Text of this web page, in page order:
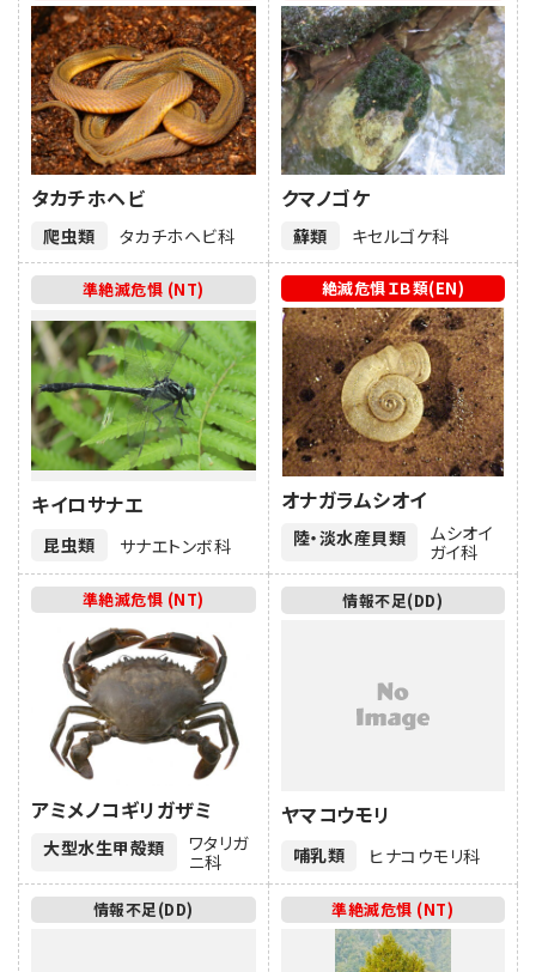
爬虫類
タカチホヘビ
タカチホヘビ科 蘚類
クマノゴケ
キセルゴケ科
昆虫類
キイロサナエ
サナエトンボ科
準絶滅危惧 (NT)
陸・淡水産貝類
オナガラムシオイ
ムシオイ
ガイ科
絶滅危惧ＩＢ類(EN)
大型水生甲殻類
アミメノコギリガザミ
ワタリガ
ニ科
準絶滅危惧 (NT)
哺乳類
ヤマコウモリ
ヒナコウモリ科
情報不足(DD)
情報不足(DD) 準絶滅危惧 (NT)